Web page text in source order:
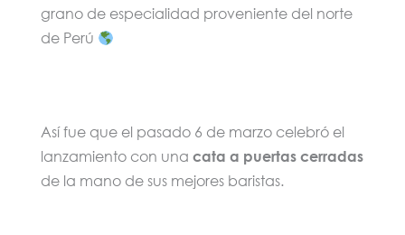
grano de especialidad proveniente del norte
de Perú
Así fue que el pasado 6 de marzo celebró el
lanzamiento con una cata a puertas cerradas
de la mano de sus mejores baristas.